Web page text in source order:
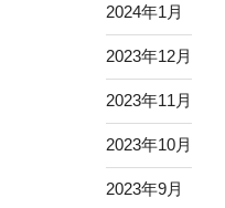
2024年1月
2023年12月
2023年11月
2023年10月
2023年9月